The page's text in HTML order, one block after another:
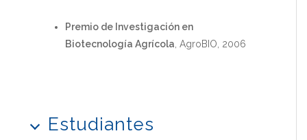
Premio de Investigación en
Biotecnología Agrícola , AgroBIO, 2006
Estudiantes